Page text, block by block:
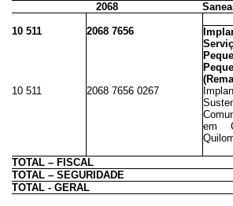
2068
10 511
2068 7656
10 511
2068 7656 0267
em
TOTAL – FISCAL
TOTAL – SEGURIDADE
TOTAL - GERAL